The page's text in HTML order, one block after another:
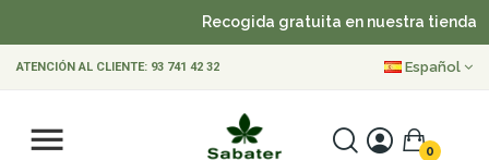
Recogida gratuita en nuestra tienda
ATENCIÓN AL CLIENTE: 93 741 42 32 Español
0